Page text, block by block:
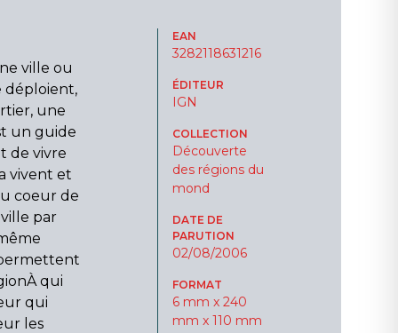
ville ou
déploient,
une
un guide
de vivre
vivent et
coeur de
par
qui
qui
les
EAN
3282118631216
ÉDITEUR
IGN
COLLECTION
Découverte
des régions du
mond
DATE DE
PARUTION
02/08/2006
FORMAT
6 mm x 240
mm x 110 mm